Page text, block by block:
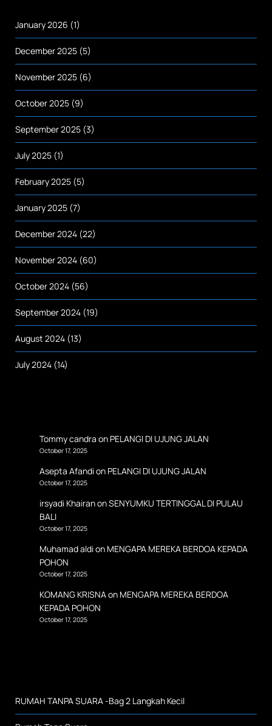
January 2026 (1)
December 2025 (5)
November 2025 (6)
October 2025 (9)
September 2025 (3)
July 2025 (1)
February 2025 (5)
January 2025 (7)
December 2024 (22)
November 2024 (60)
October 2024 (56)
September 2024 (19)
August 2024 (13)
July 2024 (14)
Tommy candra on PELANGI DI UJUNG JALAN
October 17, 2025
Asepta Afandion PELANGI DI UJUNG JALAN
October 17, 2025
irsyadi KhairanonSENYUMKU TERTINGGAL DI PULAU
BALI
October 17, 2025
Muhamad aldion MENGAPA MEREKA BERDOA KEPADA
POHON
October 17, 2025
KOMANG KRISNA on MENGAPA MEREKA BERDOA
KEPADA POHON
October 17, 2025
RUMAH TANPA SUARA -Bag 2 Langkah Kecil